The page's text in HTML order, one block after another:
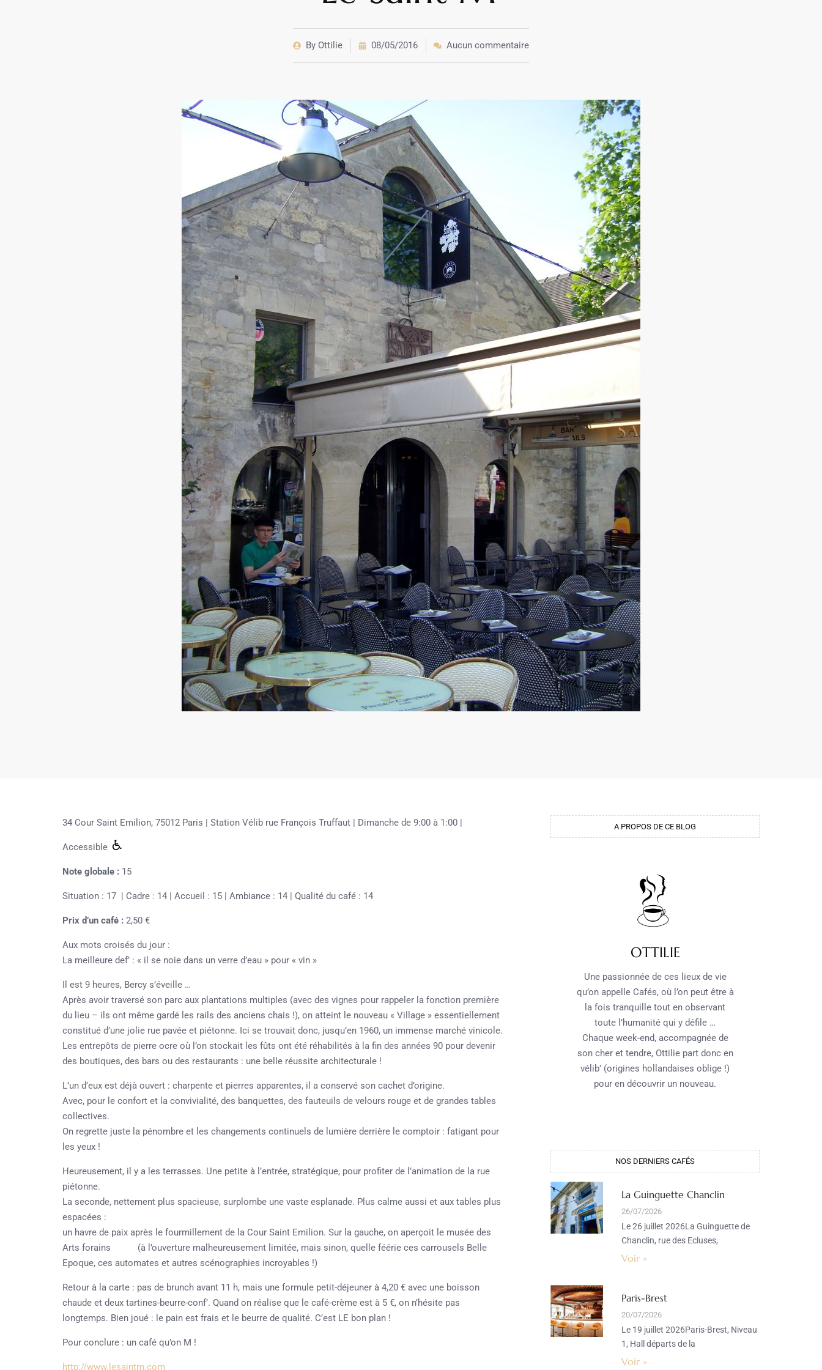
By Ottilie 08/05/2016 Aucun commentaire
34 Cour Saint Emilion, 75012 Paris | Station Vélib rue François Truffaut | Dimanche de 9:00 à 1:00 |
Accessible
Note globale : 15
Situation : 17 | Cadre : 14 | Accueil : 15 | Ambiance : 14 | Qualité du café : 14
Prix d’un café : 2,50 €
Aux mots croisés du jour :
La meilleure def’ : « il se noie dans un verre d’eau » pour « vin »
Il est 9 heures, Bercy s’éveille …
Après avoir traversé son parc aux plantations multiples (avec des vignes pour rappeler la fonction première
du lieu – ils ont même gardé les rails des anciens chais !), on atteint le nouveau « Village » essentiellement
constitué d’une jolie rue pavée et piétonne. Ici se trouvait donc, jusqu’en 1960, un immense marché vinicole.
Les entrepôts de pierre ocre où l’on stockait les fûts ont été réhabilités à la fin des années 90 pour devenir
des boutiques, des bars ou des restaurants : une belle réussite architecturale !
L’un d’eux est déjà ouvert : charpente et pierres apparentes, il a conservé son cachet d’origine.
Avec, pour le confort et la convivialité, des banquettes, des fauteuils de velours rouge et de grandes tables
collectives.
On regrette juste la pénombre et les changements continuels de lumière derrière le comptoir : fatigant pour
les yeux !
Heureusement, il y a les terrasses. Une petite à l’entrée, stratégique, pour profiter de l’animation de la rue
piétonne.
La seconde, nettement plus spacieuse, surplombe une vaste esplanade. Plus calme aussi et aux tables plus
espacées :
un havre de paix après le fourmillement de la Cour Saint Emilion. Sur la gauche, on aperçoit le musée des
Arts forains (à l’ouverture malheureusement limitée, mais sinon, quelle féérie ces carrousels Belle
Epoque, ces automates et autres scénographies incroyables !)
Retour à la carte : pas de brunch avant 11 h, mais une formule petit-déjeuner à 4,20 € avec une boisson
chaude et deux tartines-beurre-conf’. Quand on réalise que le café-crème est à 5 €, on n’hésite pas
longtemps. Bien joué : le pain est frais et le beurre de qualité. C’est LE bon plan !
Pour conclure : un café qu’on M !
http://www.lesaintm.com
A PROPOS DE CE BLOG
OTTILIE
Une passionnée de ces lieux de vie
qu’on appelle Cafés, où l’on peut être à
la fois tranquille tout en observant
toute l’humanité qui y défile …
Chaque week-end, accompagnée de
son cher et tendre, Ottilie part donc en
vélib’ (origines hollandaises oblige !)
pour en découvrir un nouveau.
NOS DERNIERS CAFÉS
La Guinguette Chanclin
26/07/2026
Le 26 juillet 2026La Guinguette de
Chanclin, rue des Ecluses,
Voir »
Paris-Brest
20/07/2026
Le 19 juillet 2026Paris-Brest, Niveau
1, Hall départs de la
Voir »